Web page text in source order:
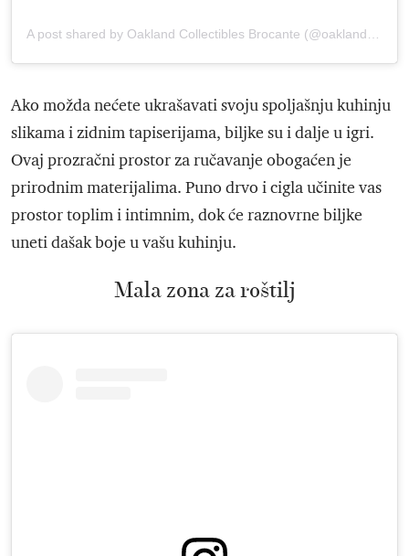
Ako možda nećete ukrašavati svoju spoljašnju kuhinju
slikama i zidnim tapiserijama, biljke su i dalje u igri.
Ovaj prozračni prostor za ručavanje obogaćen je
prirodnim materijalima. Puno drvo i cigla učinite vas
prostor toplim i intimnim, dok će raznovrne biljke
uneti dašak boje u vašu kuhinju.
Mala zona za roštilj